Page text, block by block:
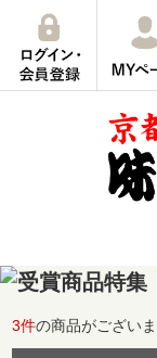
3件の商品がございま